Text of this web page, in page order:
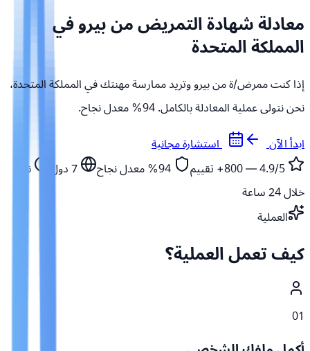
معادلة شهادة التمريض من بيرو في
المملكة المتحدة
إذا كنت ممرض/ة من بيرو وتريد ممارسة مهنتك في المملكة المتحدة،
نحن نتولى عملية المعادلة بالكامل. 94% معدل نجاح.
ابدأ الآن
استشارة مجانية
تقييم معدل نجاح دول
نبدأ
خلال 24 ساعة
العملية
كيف تعمل العملية؟
01